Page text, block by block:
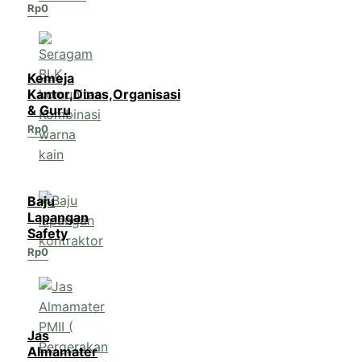
Rp0
Kemeja
Kantor,Dinas,Organisasi
& Guru
Rp0
Baju
Lapangan
Safety
Rp0
Jas
Almamater